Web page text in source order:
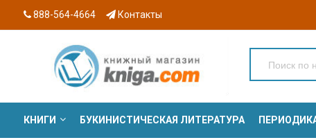
888-564-4664 Контакты
КНИГИ БУКИНИСТИЧЕСКАЯ ЛИТЕРАТУРА